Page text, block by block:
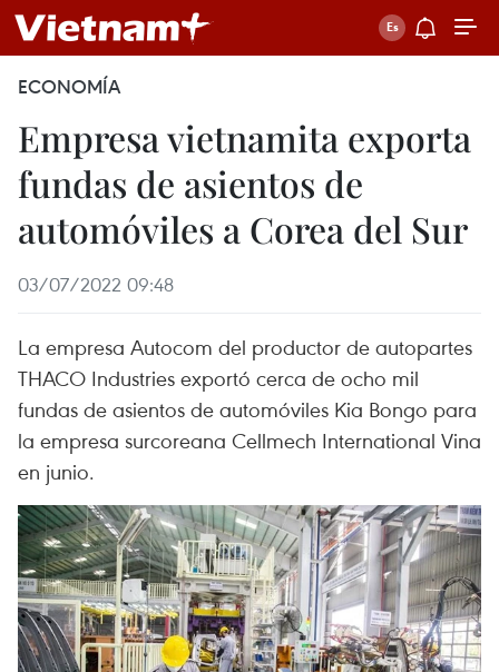
ECONOMÍA
Empresa vietnamita exporta
fundas de asientos de
automóviles a Corea del Sur
03/07/2022 09:48
La empresa Autocom del productor de autopartes
THACO Industries exportó cerca de ocho mil
fundas de asientos de automóviles Kia Bongo para
la empresa surcoreana Cellmech International Vina
en junio.